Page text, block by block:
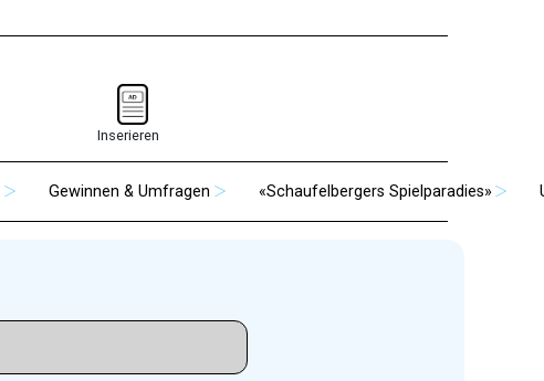
Inserieren
Gewinnen & Umfragen «Schaufelbergers Spielparadies»